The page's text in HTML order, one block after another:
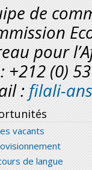
de
pour
+212 (0)
: filali-
vacants
de langue